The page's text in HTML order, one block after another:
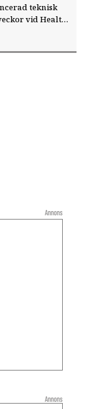
teknisk
vid Health
därför
och digital
Annons
Annons